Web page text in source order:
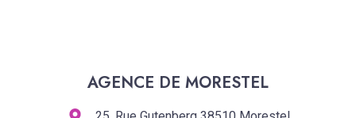
AGENCE DE MORESTEL